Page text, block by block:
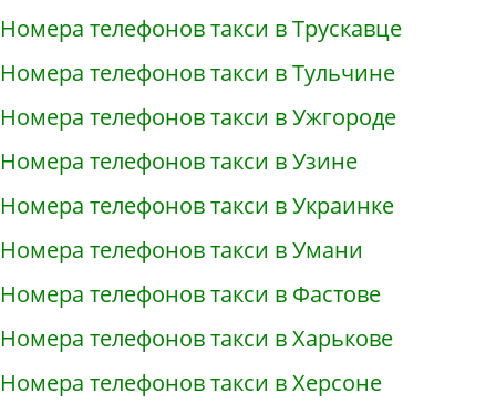
Номера телефонов такси в Трускавце
Номера телефонов такси в Тульчине
Номера телефонов такси в Ужгороде
Номера телефонов такси в Узине
Номера телефонов такси в Украинке
Номера телефонов такси в Умани
Номера телефонов такси в Фастове
Номера телефонов такси в Харькове
Номера телефонов такси в Херсоне